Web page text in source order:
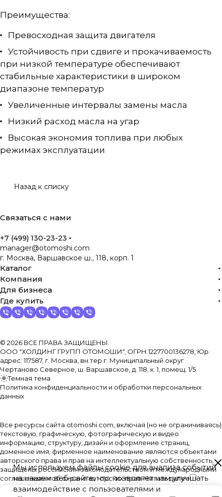
Преимущества:
Превосходная защита двигателя
Устойчивость при сдвиге и прокачиваемость
при низкой температуре обеспечивают
стабильные характеристики в широком
диапазоне температур
Увеличенные интервалы замены масла
Низкий расход масла на угар
Высокая экономия топлива при любых
режимах эксплуатации
Назад к списку
Связаться с нами
+7 (499) 130-23-23
manager@otomoshi.com
г. Москва, Варшавское ш., 118, корп. 1
Каталог
Компания
Для бизнеса
Где купить
© 2026 ВСЕ ПРАВА ЗАЩИЩЕНЫ.
ООО "ХОЛДИНГ ГРУПП ОТОМОШИ", ОГРН 1227700136278, Юр.
адрес: 117587, г. Москва, вн.тер.г. Муниципальный округ
Чертаново Северное, ш. Варшавское, д. 118, к. 1, помещ. 1/5.
Темная тема
Политика конфиденциальности и обработки персональных
данных
Все ресурсы сайта otomoshi.com, включая (но не ограничиваясь)
текстовую, графическую, фотографическую и видео
информацию, структуру, дизайн и оформление страниц,
доменное имя, фирменное наименование являются объектами
авторского права и прав на интеллектуальную собственность,
защищены российским законодательством и международными
соглашениями об охране авторских прав.Читать далее
Мы используем файлы cookie для анализа событий
на нашем веб-сайте, что позволяет нам улучшать
взаимодействие с пользователями и